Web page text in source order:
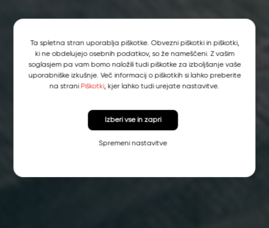
Ta spletna stran uporablja piškotke. Obvezni piškotki in piškotki,
ki ne obdelujejo osebnih podatkov, so že nameščeni. Z vašim
soglasjem pa vam bomo naložili tudi piškotke za izboljšanje vaše
uporabniške izkušnje. Več informacij o piškotkih si lahko preberite
na strani Piškotki, kjer lahko tudi urejate nastavitve.
Spremeni nastavitve
Izberi vse in zapri